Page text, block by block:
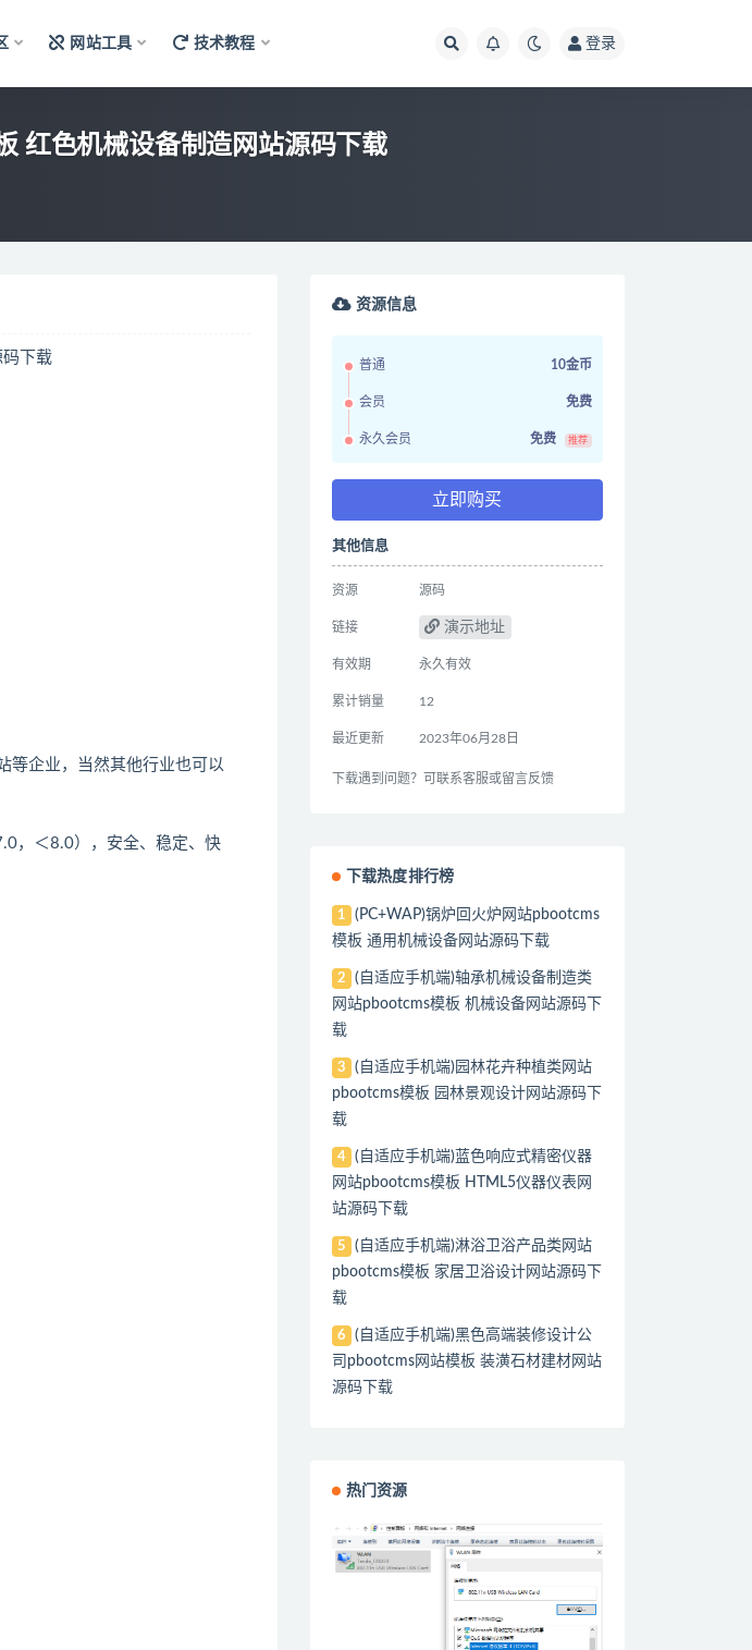
网站工具 技术教程 登录
红色机械设备制造网站源码下载
码下载
等企业，当然其他行业也可以
，＜8.0），安全、稳定、快
资源信息
普通 10金币
会员 免费
永久会员 免费 推荐
立即购买
其他信息
资源 源码
链接 演示地址
有效期 永久有效
累计销量 12
最近更新 2023年06月28日
下载遇到问题？可联系客服或留言反馈
下载热度排行榜
1
(PC+WAP)锅炉回火炉网站pbootcms
模板 通用机械设备网站源码下载
2
(自适应手机端)轴承机械设备制造类
网站pbootcms模板 机械设备网站源码下
载
3
(自适应手机端)园林花卉种植类网站
pbootcms模板 园林景观设计网站源码下
载
4
(自适应手机端)蓝色响应式精密仪器
网站pbootcms模板 HTML5仪器仪表网
站源码下载
5
(自适应手机端)淋浴卫浴产品类网站
pbootcms模板 家居卫浴设计网站源码下
载
6
(自适应手机端)黑色高端装修设计公
司pbootcms网站模板 装潢石材建材网站
源码下载
热门资源